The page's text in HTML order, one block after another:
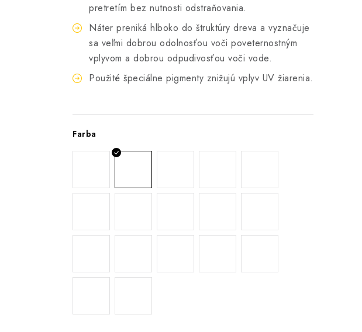
pretretím bez nutnosti odstraňovania.
Náter preniká hlboko do štruktúry dreva a vyznačuje
sa veľmi dobrou odolnosťou voči poveternostným
vplyvom a dobrou odpudivosťou voči vode.
Použité špeciálne pigmenty znižujú vplyv UV žiarenia.
Farba